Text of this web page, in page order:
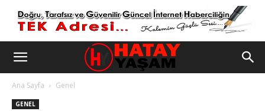
Ana Sayfa Genel
GENEL